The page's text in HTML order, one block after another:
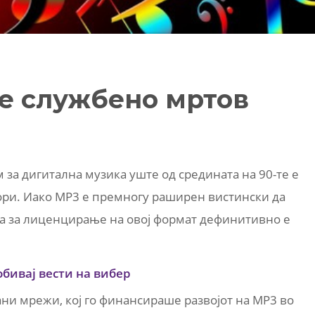
службено мртов
дигитална музика уште од средината на 90-те е
Иако MP3 е премногу раширен вистински да
за лиценцирање на овој формат дефинитивно е
вести на вибер
мрежи, кој го финансираше развојот на MP3 во